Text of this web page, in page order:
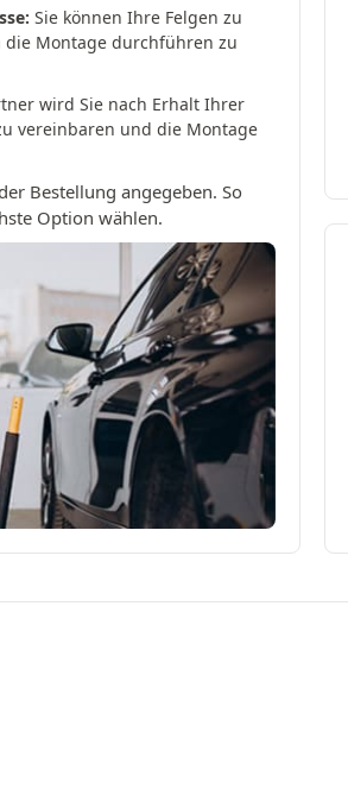
Sie können Ihre Felgen zu
Montage durchführen zu
wird Sie nach Erhalt Ihrer
vereinbaren und die Montage
Bestellung angegeben. So
Option wählen.